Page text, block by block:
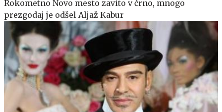
Rokometno Novo mesto zavito v črno, mnogo
prezgodaj je odšel Aljaž Kabur